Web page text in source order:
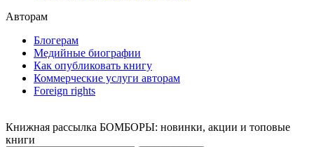
Авторам
Блогерам
Медийные биографии
Как опубликовать книгу
Коммерческие услуги авторам
Foreign rights
Книжная рассылка БОМБОРЫ: новинки, акции и топовые
книги